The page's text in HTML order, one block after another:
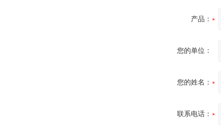
产品：
您的单位：
您的姓名：
联系电话：